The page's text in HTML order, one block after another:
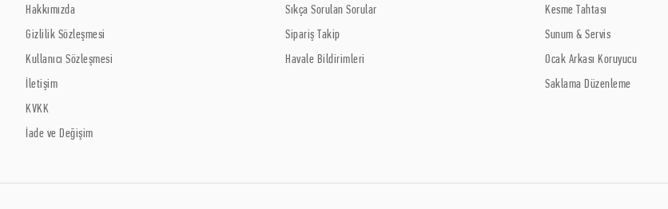
Hakkımızda
Gizlilik Sözleşmesi
Kullanıcı Sözleşmesi
İletişim
KVKK
İade ve Değişim
Sıkça Sorulan Sorular
Sipariş Takip
Havale Bildirimleri
Kesme Tahtası
Sunum & Servis
Ocak Arkası Koruyucu
Saklama Düzenleme